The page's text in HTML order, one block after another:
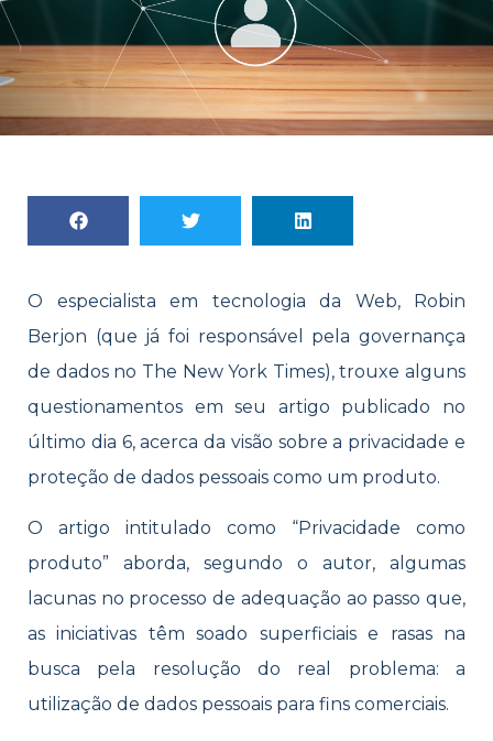
O especialista em tecnologia da Web, Robin
Berjon (que já foi responsável pela governança
de dados no The New York Times), trouxe alguns
questionamentos em seu artigo publicado no
último dia 6, acerca da visão sobre a privacidade e
proteção de dados pessoais como um produto.
O artigo intitulado como “Privacidade como
produto” aborda, segundo o autor, algumas
lacunas no processo de adequação ao passo que,
as iniciativas têm soado superficiais e rasas na
busca pela resolução do real problema: a
utilização de dados pessoais para fins comerciais.